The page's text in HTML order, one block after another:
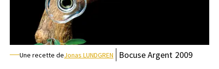
Une recette deJonas LUNDGREN BocuseArgent 2009